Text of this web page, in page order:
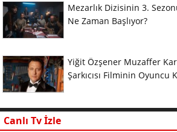
Mezarlık Dizisinin 3.
Ne Zaman Başlıyor?
Yiğit Özşener Muzaffer
Şarkıcısı Filminin Oyuncu
Canlı Tv İzle